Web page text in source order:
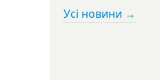
Усі новини →